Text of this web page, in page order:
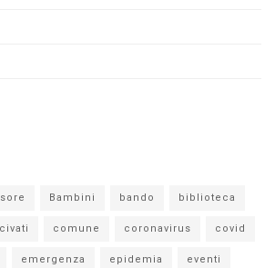
Bambini bando biblioteca
civati comune coronavirus covid
emergenza epidemia eventi